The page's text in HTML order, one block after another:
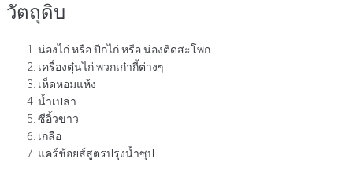
วัตถุดิบ
น่องไก่ หรือ ปีกไก่ หรือ น่องติดสะโพก
เครื่องตุ๋นไก่ พวกเก๋ากี้ต่างๆ
เห็ดหอมแห้ง
น้ำเปล่า
ซีอิ้วขาว
เกลือ
แคร์ช้อยส์สูตรปรุงน้ำซุป